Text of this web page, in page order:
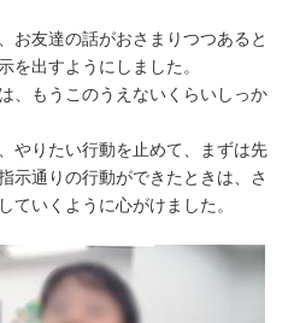
お友達の話がおさまりつつあると
を出すようにしました。
、もうこのうえないくらいしっか
やりたい行動を止めて、まずは先
示通りの行動ができたときは、さ
ていくように心がけました。